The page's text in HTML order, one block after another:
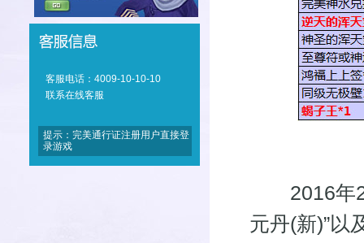
客服电话：4009-10-10-10
联系在线客服
提示：完美通行证注册用户直接登
录游戏
2016年2
元丹(新)”以